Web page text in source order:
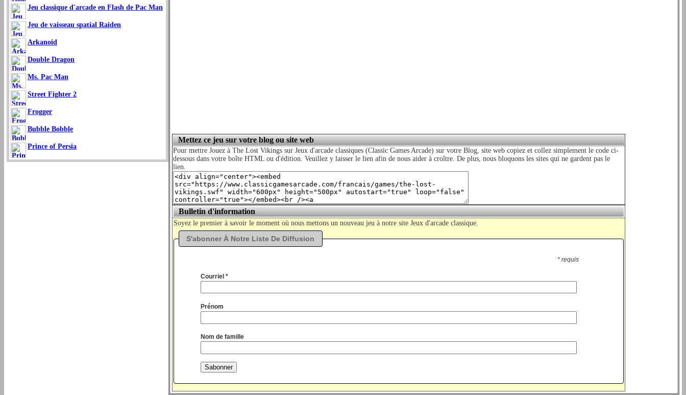
Jeu classique d'arcade en Flash de Pac Man
Jeu de vaisseau spatial Raiden
Arkanoid
Double Dragon
Ms. Pac Man
Street Fighter 2
Frogger
Bubble Bobble
Prince of Persia
Mettez ce jeu sur votre blog ou site web
Pour mettre Jouez à The Lost Vikings sur Jeux d'arcade classiques (Classic Games Arcade) sur votre Blog, site web copiez et collez simplement le code ci-
dessous dans votre boîte HTML ou d'édition. Veuillez y laisser le lien afin de nous aider à croître. De plus, nous bloquons les sites qui ne gardent pas le
lien.
Bulletin d'information
Soyez le premier à savoir le moment où nous mettons un nouveau jeu à notre site Jeux d'arcade classique.
S'abonner À Notre Liste De Diffusion
* requis
Courriel *
Prénom
Nom de famille